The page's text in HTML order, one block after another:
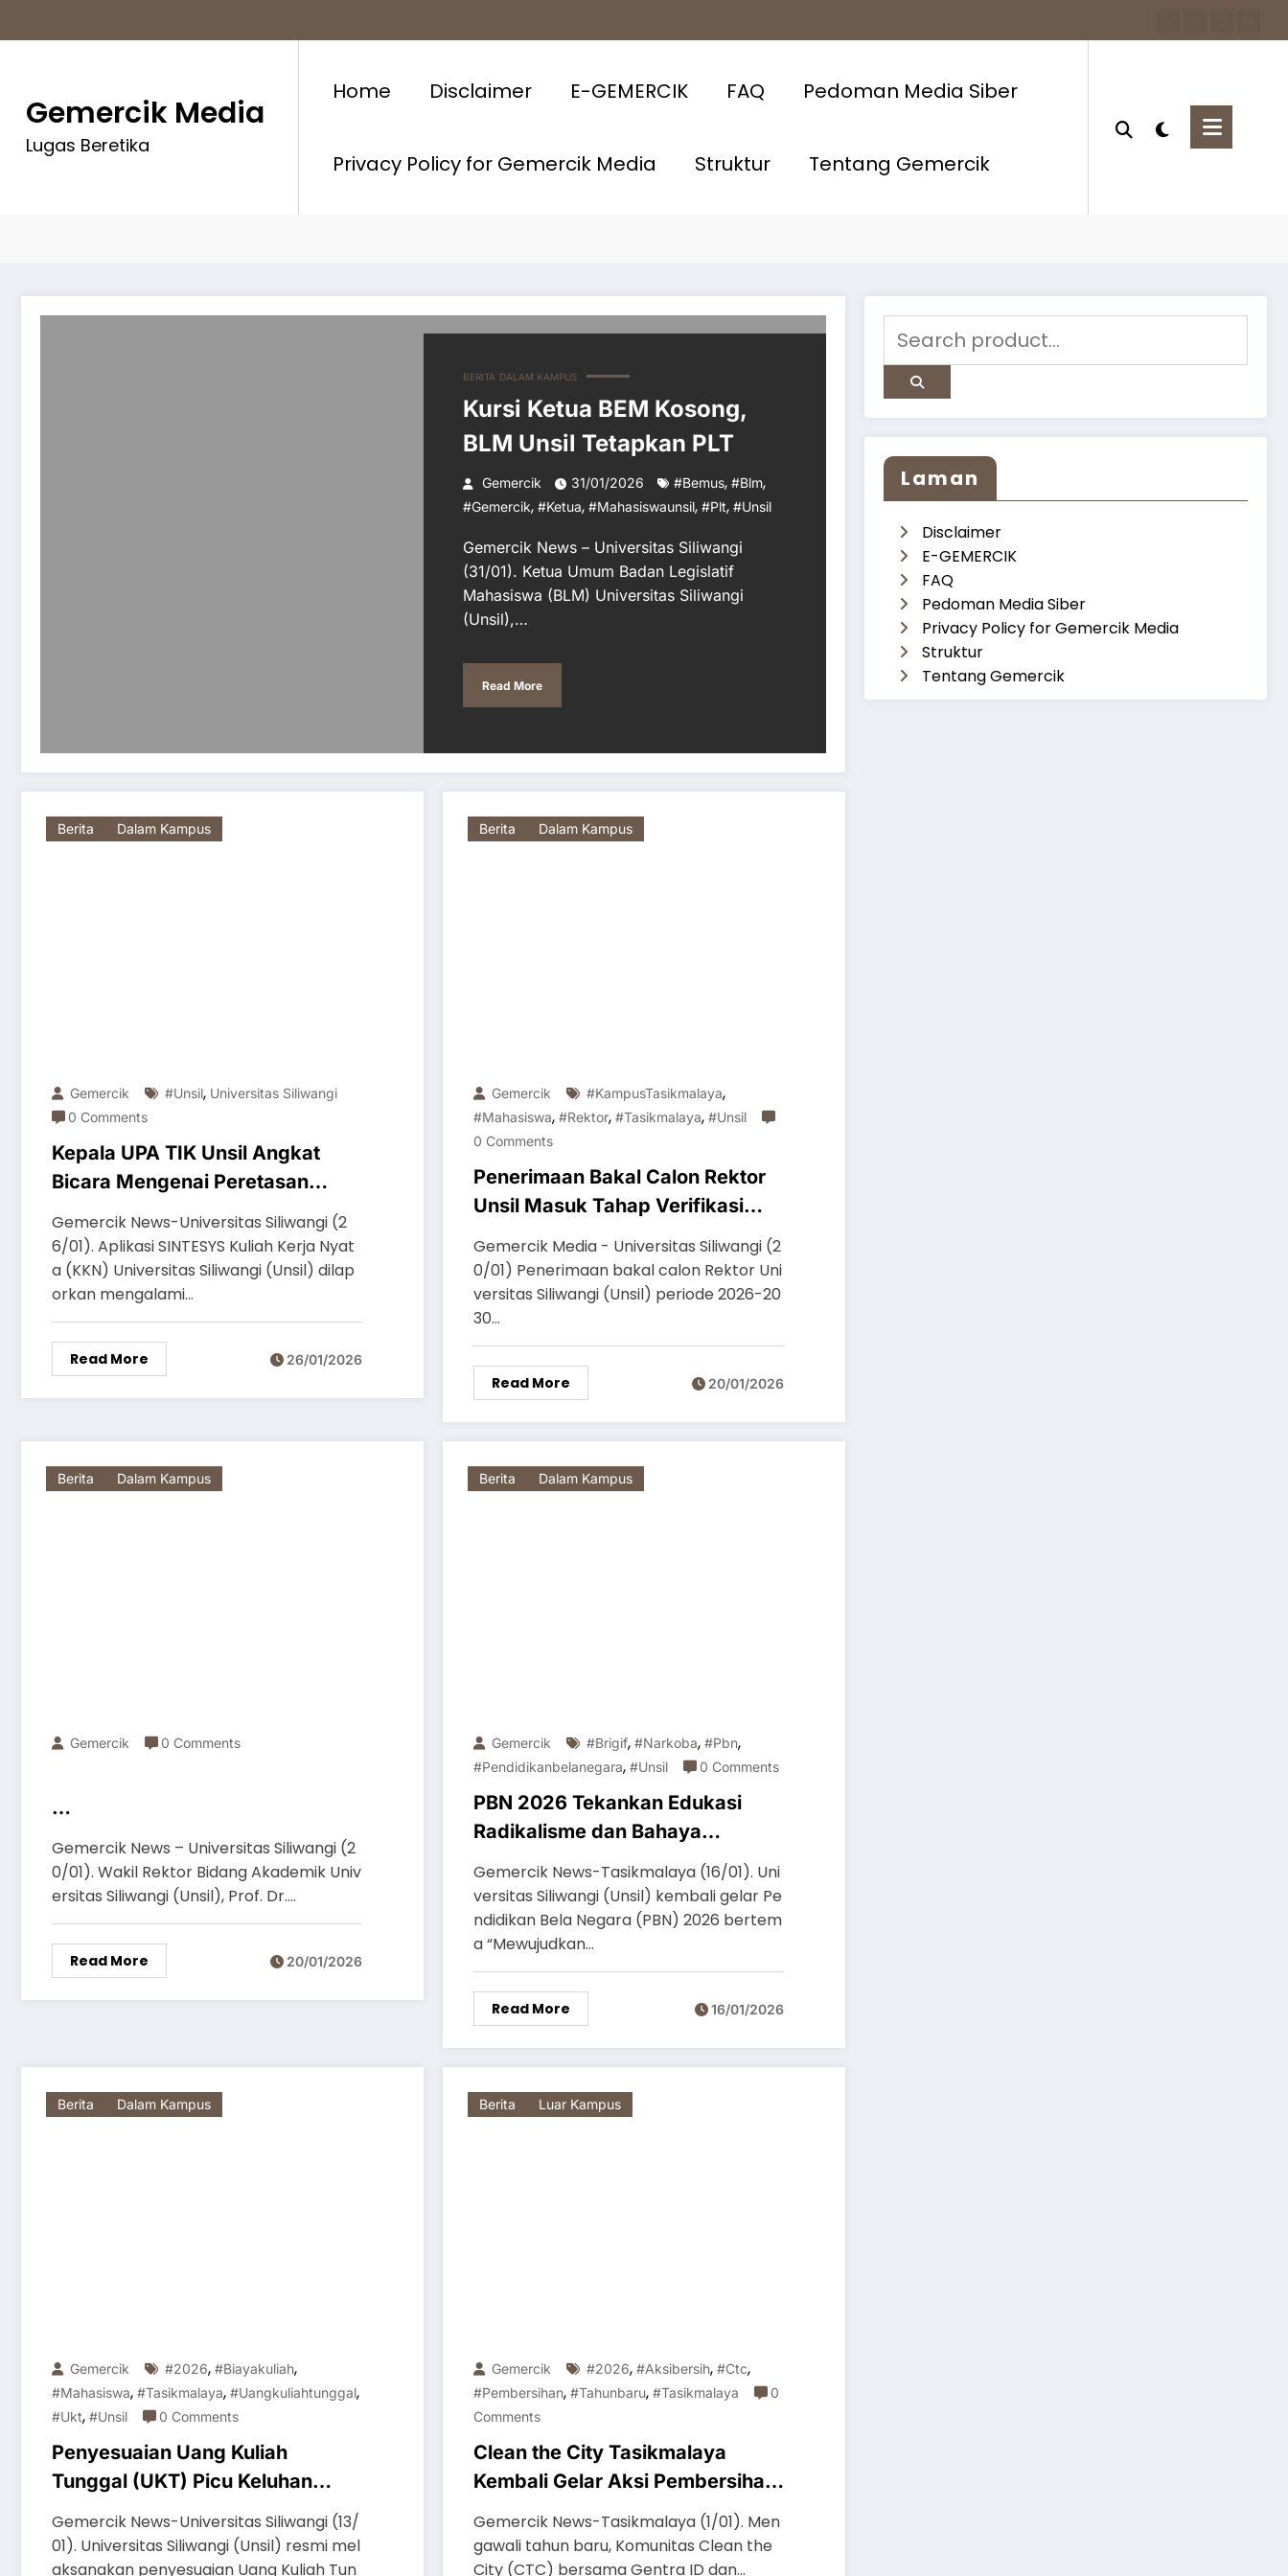
to
Gemercik Media
Lugas Beretika
Home Disclaimer E-GEMERCIK FAQ Pedoman Media Siber
Privacy Policy for Gemercik Media Struktur Tentang Gemercik
BERITA DALAM KAMPUS
Kursi Ketua BEM Kosong,
BLM Unsil Tetapkan PLT
Gemercik 31/01/2026 #bemus, #blm,
#gemercik, #ketua, #mahasiswaunsil, #plt, #unsil
Gemercik News – Universitas Siliwangi
(31/01). Ketua Umum Badan Legislatif
Mahasiswa (BLM) Universitas Siliwangi
(Unsil),…
Read More
Berita Dalam Kampus
Gemercik #unsil, Universitas Siliwangi
0 Comments
Kepala UPA TIK Unsil Angkat
Bicara Mengenai Peretasan
SINTESYS KKN
Gemercik News-Universitas Siliwangi (2
6/01). Aplikasi SINTESYS Kuliah Kerja Nyat
a (KKN) Universitas Siliwangi (Unsil) dilap
orkan mengalami…
Read More 26/01/2026
Berita Dalam Kampus
Gemercik #KampusTasikmalaya,
#mahasiswa, #rektor, #tasikmalaya, #unsil
0 Comments
Penerimaan Bakal Calon Rektor
Unsil Masuk Tahap Verifikasi
Berkas
Gemercik Media - Universitas Siliwangi (2
0/01) Penerimaan bakal calon Rektor Uni
versitas Siliwangi (Unsil) periode 2026-20
30…
Read More 20/01/2026
Berita Dalam Kampus
Gemercik 0 Comments
Unsil Tegaskan Pengunggahan
Short Video KKN dan PBN Tidak
Bermuatan Politik
Gemercik News – Universitas Siliwangi (2
0/01). Wakil Rektor Bidang Akademik Univ
ersitas Siliwangi (Unsil), Prof. Dr.…
Read More 20/01/2026
Berita Dalam Kampus
Gemercik #brigif, #narkoba, #pbn,
#pendidikanbelanegara, #unsil 0 Comments
PBN 2026 Tekankan Edukasi
Radikalisme dan Bahaya
Narkoba
Gemercik News-Tasikmalaya (16/01). Uni
versitas Siliwangi (Unsil) kembali gelar Pe
ndidikan Bela Negara (PBN) 2026 bertem
a “Mewujudkan…
Read More 16/01/2026
Berita Dalam Kampus
Gemercik #2026, #biayakuliah,
#mahasiswa, #tasikmalaya, #uangkuliahtunggal,
#ukt, #unsil 0 Comments
Penyesuaian Uang Kuliah
Tunggal (UKT) Picu Keluhan
Perihal Nominal
Gemercik News-Universitas Siliwangi (13/
01). Universitas Siliwangi (Unsil) resmi mel
aksanakan penyesuaian Uang Kuliah Tun
Berita Luar Kampus
Gemercik #2026, #aksibersih, #ctc,
#pembersihan, #tahunbaru, #tasikmalaya
0
Comments
Clean the City Tasikmalaya
Kembali Gelar Aksi Pembersihan
Kota, Libatkan Kolaborasi Unsur
Pentahelix
Gemercik News-Tasikmalaya (1/01). Men
gawali tahun baru, Komunitas Clean the
City (CTC) bersama Gentra ID dan…
Laman
Disclaimer
E-GEMERCIK
FAQ
Pedoman Media Siber
Privacy Policy for Gemercik Media
Struktur
Tentang Gemercik